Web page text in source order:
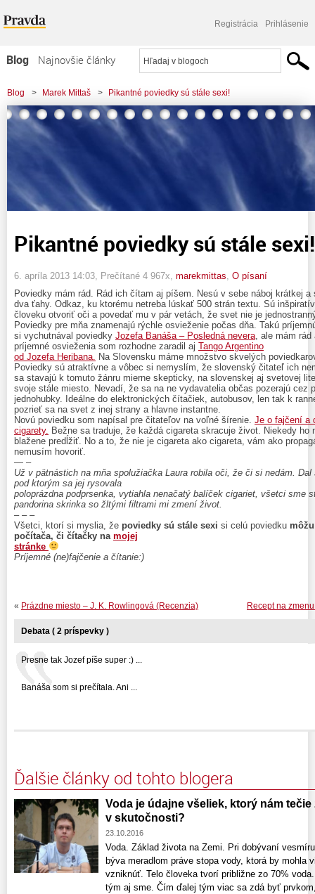
Registrácia Prihlásenie
Blog
Najnovšie články
Najčítanejšie články
Najkomentovanejšie články
Zoznam blogov
Komerčné blogy
Blog > Marek Mittaš > Pikantné poviedky sú stále sexi!
Pikantné poviedky sú stále sexi!
6. apríla 2013 14:03 , Prečítané 4 967x, marekmittas O písaní
Poviedky mám rád. Rád ich čítam aj píšem. Nesú v sebe náboj krátkej
dva ťahy. Odkaz, ku ktorému netreba lúskať 500 strán textu. Sú
človeku otvoriť oči a povedať mu v pár vetách, že svet nie je
Poviedky pre mňa znamenajú rýchle osvieženie počas dňa. Takú
si vychutnával poviedky Jozefa Banáša – Posledná nevera , ale mám
príjemné osvieženia som rozhodne zaradil aj Tango Argentino
od Jozefa Heribana. Na Slovensku máme množstvo skvelých
Poviedky sú atraktívne a vôbec si nemyslím, že slovenský čitateľ ich
sa stavajú k tomuto žánru mierne skepticky, na slovenskej aj svetovej
svoje stále miesto. Nevadí, že sa na ne vydavatelia občas pozerajú cez
jednohubky. Ideálne do elektronických čítačiek, autobusov, len tak k
pozrieť sa na svet z inej strany a hlavne instantne.
Novú poviedku som napísal pre čitateľov na voľné šírenie. Je o fajčení a
cigarety. Bežne sa traduje, že každá cigareta skracuje život. Niekedy ho
blažene predĺžiť. No a to, že nie je cigareta ako cigareta, vám ako
nemusím hovoriť.
— –
Už v pätnástich na mňa spolužiačka Laura robila oči, že či si nedám.
pod ktorým sa jej rysovala
poloprázdna podprsenka, vytiahla nenačatý balíček cigariet, všetci sme
pandorina skrinka so žltými filtrami mi zmení život.
– – –
Všetci, ktorí si myslia, že poviedky sú stále sexi si celú poviedku
počítača, či čítačky na mojej
stránke
Príjemné (ne)fajčenie a čítanie:)
Recept na
« Prázdne miesto – J. K. Rowlingová (Recenzia)
Debata ( 2 príspevky )
Presne tak Jozef píše super :) ...
Banáša som si prečítala. Ani ...
Ďalšie články od tohto blogera
Voda je údajne všeliek, ktorý nám
v skutočnosti?
23.10.2016
Voda. Základ života na Zemi. Pri dobývaní
býva meradlom práve stopa vody, ktorá by mohla
vzniknúť. Telo človeka tvorí približne zo 70%
tým aj sme. Čím ďalej tým viac sa zdá byť